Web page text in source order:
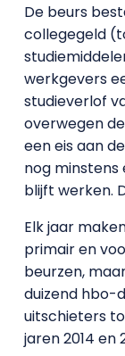
De beurs
collegegeld
werkgevers
studieverlof
overwegen
een eis aan
nog minstens
blijft werken.
Elk jaar
primair en
beurzen,
duizend hbo-
uitschieters
jaren 2014 en